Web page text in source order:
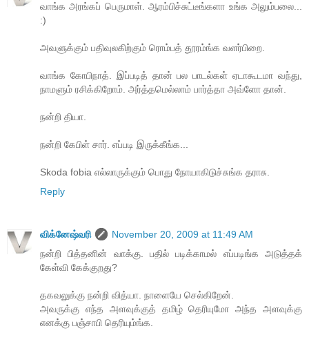
வாங்க அரங்கப் பெருமாள். ஆரம்பிச்சுட்டீங்களா உங்க அலும்பலை...
:)
அவளுக்கும் பதிவுலகிற்கும் ரொம்பத் தூரம்ங்க வளர்பிறை.
வாங்க கோபிநாத். இப்படித் தான் பல பாடல்கள் ஏடாகூடமா வந்து,
நாமளும் ரசிக்கிறோம். அர்த்தமெல்லாம் பார்த்தா அவ்ளோ தான்.
நன்றி தியா.
நன்றி கேபிள் சார். எப்படி இருக்கீங்க...
Skoda fobia எல்லாருக்கும் பொது நோயாகிடுச்சுங்க தராசு.
Reply
விக்னேஷ்வரி
November 20, 2009 at 11:49 AM
நன்றி பித்தனின் வாக்கு. பதில் படிக்காமல் எப்படிங்க அடுத்தக்
கேள்வி கேக்குறது?
தகவலுக்கு நன்றி வித்யா. நாளையே செல்கிறேன்.
அவருக்கு எந்த அளவுக்குத் தமிழ் தெரியுமோ அந்த அளவுக்கு
எனக்கு பஞ்சாபி தெரியும்ங்க.